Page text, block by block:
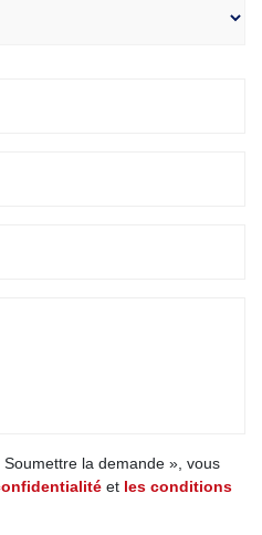
la demande », vous
et les conditions